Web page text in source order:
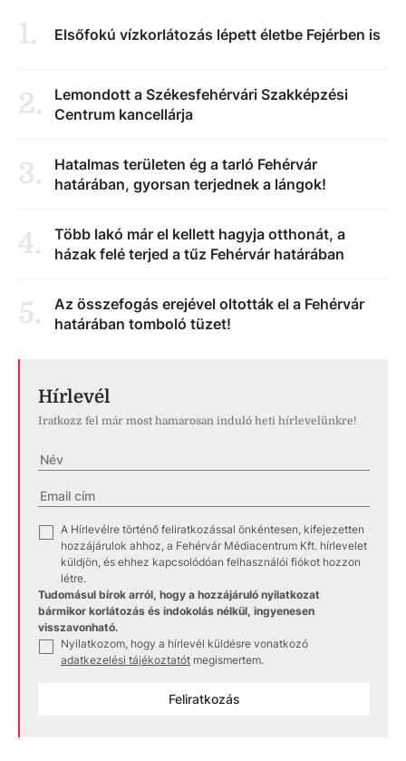
1. Elsőfokú vízkorlátozás lépett életbe Fejérben is
2.
Lemondott a Székesfehérvári Szakképzési
Centrum kancellárja
3.
Hatalmas területen ég a tarló Fehérvár
határában, gyorsan terjednek a lángok!
4.
Több lakó már el kellett hagyja otthonát, a
házak felé terjed a tűz Fehérvár határában
5.
Az összefogás erejével oltották el a Fehérvár
határában tomboló tüzet!
Hírlevél
Iratkozz fel már most hamarosan induló heti hírlevelünkre!
A Hírlevélre történő feliratkozással önkéntesen, kifejezetten
hozzájárulok ahhoz, a Fehérvár Médiacentrum Kft. hírlevelet
küldjön, és ehhez kapcsolódóan felhasználói fiókot hozzon
létre.
Tudomásul bírok arról, hogy a hozzájáruló nyilatkozat
bármikor korlátozás és indokolás nélkül, ingyenesen
visszavonható.
Nyilatkozom, hogy a hírlevél küldésre vonatkozó
adatkezelési tájékoztatót megismertem.
Feliratkozás